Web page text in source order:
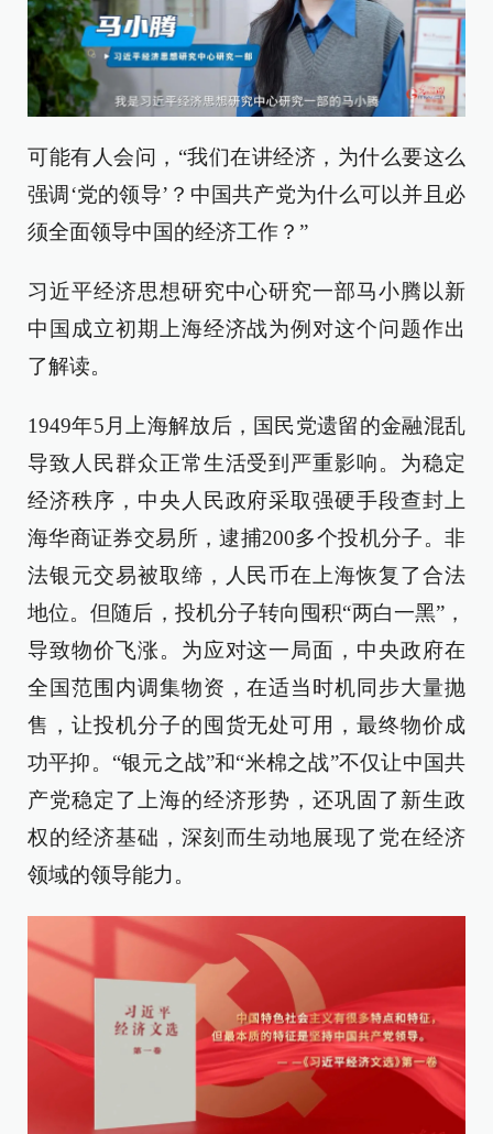
可能有人会问，“我们在讲经济，为什么要这么
强调‘党的领导’？中国共产党为什么可以并且必
须全面领导中国的经济工作？”
习近平经济思想研究中心研究一部马小腾以新
中国成立初期上海经济战为例对这个问题作出
了解读。
1949年5月上海解放后，国民党遗留的金融混乱
导致人民群众正常生活受到严重影响。为稳定
经济秩序，中央人民政府采取强硬手段查封上
海华商证券交易所，逮捕200多个投机分子。非
法银元交易被取缔，人民币在上海恢复了合法
地位。但随后，投机分子转向囤积“两白一黑”，
导致物价飞涨。为应对这一局面，中央政府在
全国范围内调集物资，在适当时机同步大量抛
售，让投机分子的囤货无处可用，最终物价成
功平抑。“银元之战”和“米棉之战”不仅让中国共
产党稳定了上海的经济形势，还巩固了新生政
权的经济基础，深刻而生动地展现了党在经济
领域的领导能力。